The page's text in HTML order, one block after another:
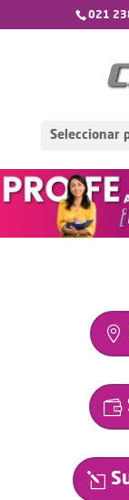
021
Seleccionar